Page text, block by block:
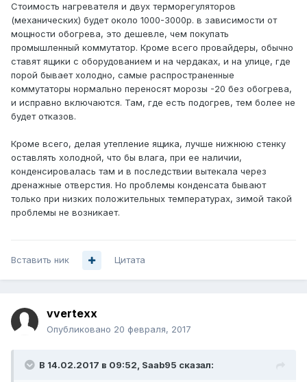
Стоимость нагревателя и двух терморегуляторов
(механических) будет около 1000-3000р. в зависимости от
мощности обогрева, это дешевле, чем покупать
промышленный коммутатор. Кроме всего провайдеры, обычно
ставят ящики с оборудованием и на чердаках, и на улице, где
порой бывает холодно, самые распространенные
коммутаторы нормально переносят морозы -20 без обогрева,
и исправно включаются. Там, где есть подогрев, тем более не
будет отказов.
Кроме всего, делая утепление ящика, лучше нижнюю стенку
оставлять холодной, что бы влага, при ее наличии,
конденсировалась там и в последствии вытекала через
дренажные отверстия. Но проблемы конденсата бывают
только при низких положительных температурах, зимой такой
проблемы не возникает.
Вставить ник Цитата
vvertexx
Опубликовано 20 февраля, 2017
В 14.02.2017 в 09:52, Saab95 сказал: